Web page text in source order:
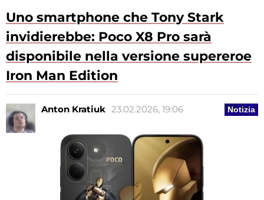
Uno smartphone che Tony Stark
invidierebbe: Poco X8 Pro sarà
disponibile nella versione supereroe
Iron Man Edition
Notizia
Anton Kratiuk 23.02.2026, 19:06